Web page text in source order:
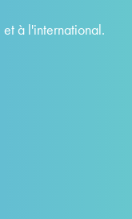
et à l'international.